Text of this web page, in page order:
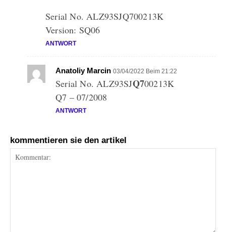
Serial No. ALZ93SJQ700213K
Version: SQ06
ANTWORT
Anatoliy Marcin 03/04/2022 Beim 21:22
Serial No. ALZ93SJQ700213K
Q7 – 07/2008
ANTWORT
kommentieren sie den artikel